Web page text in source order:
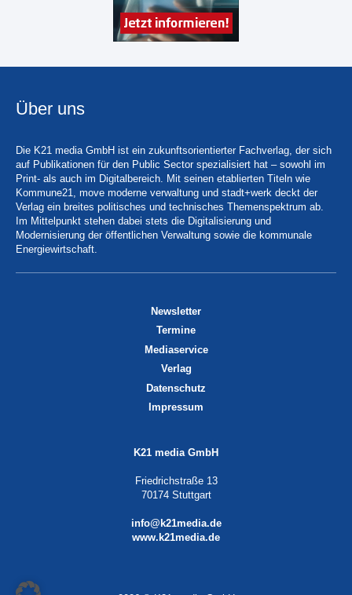
Über uns
Die K21 media GmbH ist ein zukunftsorientierter Fachverlag, der sich
auf Publikationen für den Public Sector spezialisiert hat – sowohl im
Print- als auch im Digitalbereich. Mit seinen etablierten Titeln wie
Kommune21, move moderne verwaltung und stadt+werk deckt der
Verlag ein breites politisches und technisches Themenspektrum ab.
Im Mittelpunkt stehen dabei stets die Digitalisierung und
Modernisierung der öffentlichen Verwaltung sowie die kommunale
Energiewirtschaft.
Newsletter
Termine
Mediaservice
Verlag
Datenschutz
Impressum
K21 media GmbH
Friedrichstraße 13
70174 Stuttgart
info@k21media.de
www.k21media.de